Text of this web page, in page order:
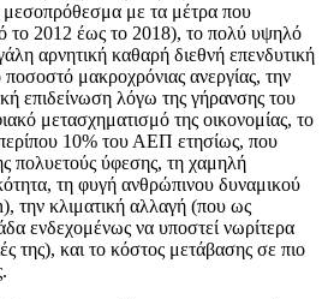
μεσοπρόθεσμα με τα μέτρα που
το 2012 έως το 2018), το πολύ υψηλό
αρνητική καθαρή διεθνή επενδυτική
μακροχρόνιας ανεργίας, την
επιδείνωση λόγω της γήρανσης του
μετασχηματισμό της οικονομίας, το
10% του ΑΕΠ ετησίως, που
πολυετούς ύφεσης, τη χαμηλή
τη φυγή ανθρώπινου δυναμικού
την κλιματική αλλαγή (που ως
ενδεχομένως να υποστεί νωρίτερα
της), και το κόστος μετάβασης σε πιο